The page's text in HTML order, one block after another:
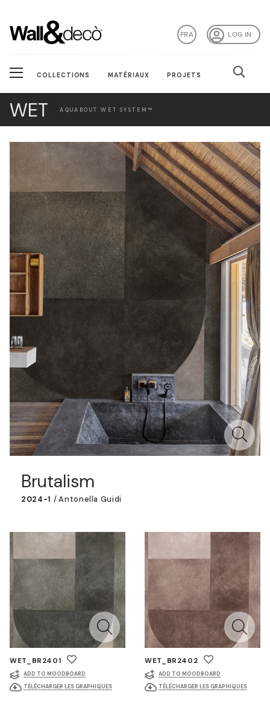
LOG IN
FRA
COLLECTIONS MATÉRIAUX PROJETS
WET AQUABOUT WET SYSTEM™
Brutalism
2024-1 /Antonella Guidi
WET_BR2401
ADD TO MOODBOARD
TÉLÉCHARGER LES GRAPHIQUES
WET_BR2402
ADD TO MOODBOARD
TÉLÉCHARGER LES GRAPHIQUES